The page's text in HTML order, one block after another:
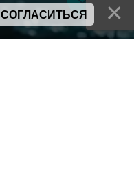
СОГЛАСИТЬСЯ